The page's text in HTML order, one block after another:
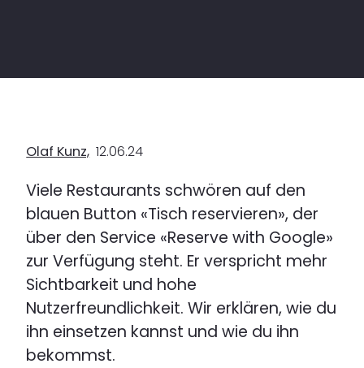
Olaf Kunz, 12.06.24
Viele Restaurants schwören auf den
blauen Button «Tisch reservieren», der
über den Service «Reserve with Google»
zur Verfügung steht. Er verspricht mehr
Sichtbarkeit und hohe
Nutzerfreundlichkeit. Wir erklären, wie du
ihn einsetzen kannst und wie du ihn
bekommst.